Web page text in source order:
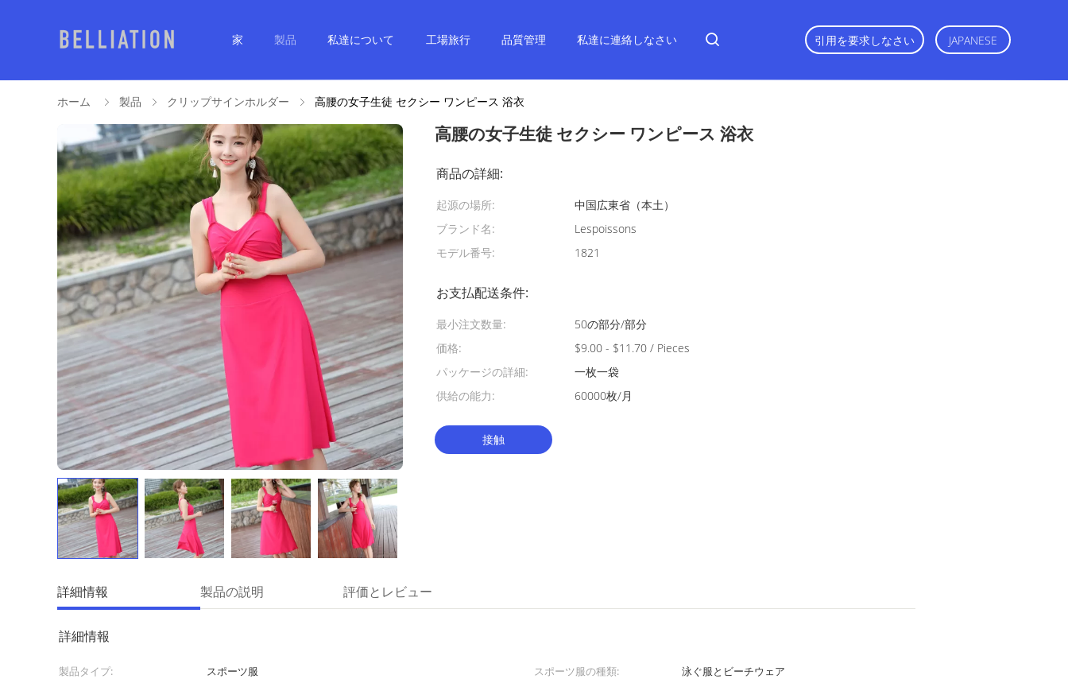
家 製品 私達について 工場旅行 品質管理 私達に連絡しなさい 引用を要求しなさい JAPANESE
ホーム 製品 クリップサインホルダー 高腰の女子生徒 セクシー ワンピース 浴衣
高腰の女子生徒 セクシー ワンピース 浴衣
商品の詳細:
起源の場所:
中国広東省（本土）
ブランド名:
Lespoissons
モデル番号:
1821
お支払配送条件:
最小注文数量:
50の部分/部分
価格:
$9.00 - $11.70 / Pieces
パッケージの詳細:
一枚一袋
供給の能力:
60000枚/月
接触
詳細情報 製品の説明 評価とレビュー
詳細情報
製品タイプ: スポーツ服 スポーツ服の種類:
泳ぐ服とビーチウェア